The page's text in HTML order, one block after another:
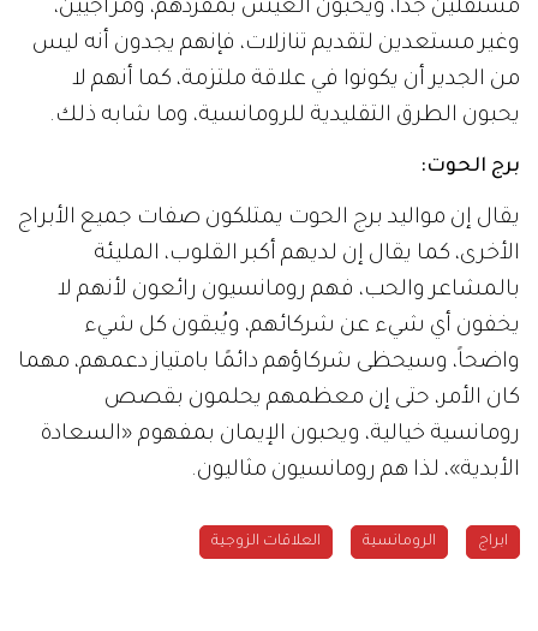
مستقلين جدًا، ويحبون العيش بمفردهم، ومزاجيين،
وغير مستعدين لتقديم تنازلات، فإنهم يجدون أنه ليس
من الجدير أن يكونوا في علاقة ملتزمة، كما أنهم لا
يحبون الطرق التقليدية للرومانسية، وما شابه ذلك.
برج الحوت:
يقال إن مواليد برج الحوت يمتلكون صفات جميع الأبراج
الأخرى، كما يقال إن لديهم أكبر القلوب، المليئة
بالمشاعر والحب، فهم رومانسيون رائعون لأنهم لا
يخفون أي شيء عن شركائهم، ويُبقون كل شيء
واضحاً، وسيحظى شركاؤهم دائمًا بامتياز دعمهم، مهما
كان الأمر، حتى إن معظمهم يحلمون بقصص
رومانسية خيالية، ويحبون الإيمان بمفهوم «السعادة
الأبدية»، لذا هم رومانسيون مثاليون.
ابراج الرومانسية العلاقات الزوجية